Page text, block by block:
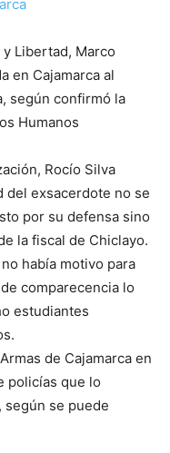
Libertad, Marco
en Cajamarca al
según confirmó la
Humanos
Rocío Silva
del exsacerdote no se
por su defensa sino
la fiscal de Chiclayo.
había motivo para
comparecencia lo
estudiantes
de Cajamarca en
policías que lo
según se puede